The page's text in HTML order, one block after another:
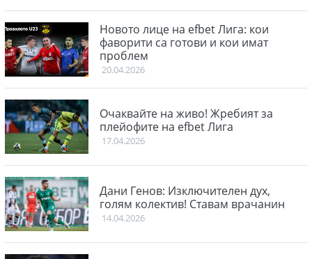
Новото лице на efbet Лига: кои
фаворити са готови и кои имат
проблем
20.04.2026
Очаквайте на живо! Жребият за
плейофите на efbet Лига
17.04.2026
Дани Генов: Изключителен дух,
голям колектив! Ставам врачанин
14.04.2026